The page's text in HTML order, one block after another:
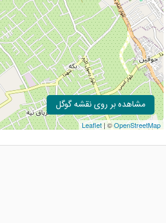
Leaflet| ©OpenStreetMap
مشاهده بر روی نقشه گوگل